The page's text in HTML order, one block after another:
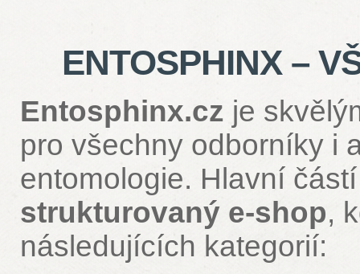
ENTOSPHINX –
Entosphinx.cz je
pro všechny odborníky i
entomologie. Hlavní
strukturovaný e-shop,
následujících kategorií: